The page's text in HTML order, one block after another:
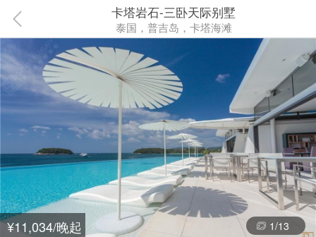
卡塔岩石-三卧天际别墅
泰国，普吉岛，卡塔海滩
¥11,034/晚起 1/13